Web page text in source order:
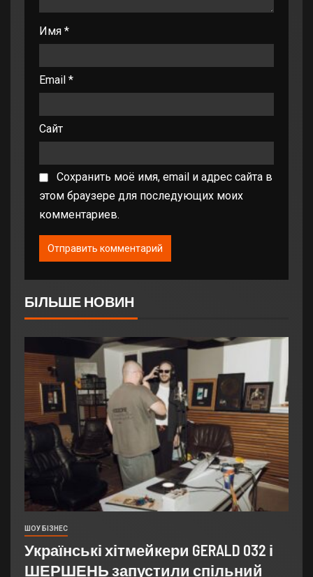
Имя *
Email *
Сайт
Сохранить моё имя, email и адрес сайта в
этом браузере для последующих моих
комментариев.
БІЛЬШЕ НОВИН
ШОУ БІЗНЕС
Українські хітмейкери GERALD 032 і
ШЕРШЕНЬ запустили спільний